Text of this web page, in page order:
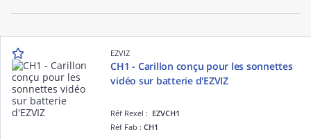
EZVIZ
CH1 - Carillon conçu pour les sonnettes
vidéo sur batterie d'EZVIZ
Réf Rexel : EZVCH1
Réf Fab :CH1